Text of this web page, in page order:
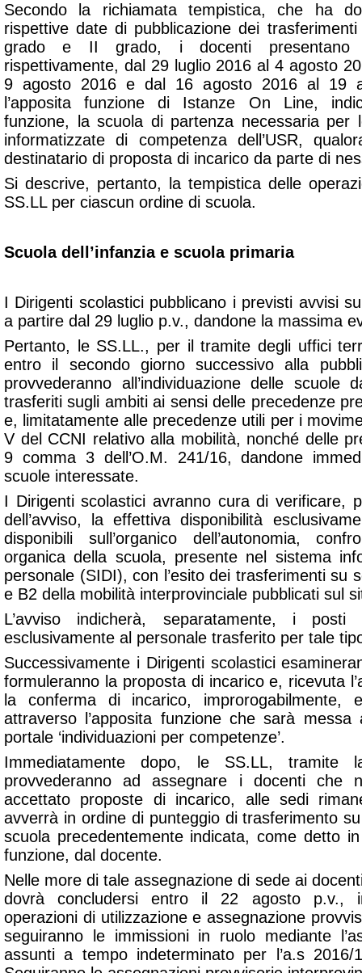
Secondo la richiamata tempistica, che ha
rispettive date di pubblicazione dei
grado e II grado, i docenti presentano
rispettivamente, dal 29 luglio 2016 al 4 agosto
9 agosto 2016 e dal 16 agosto 2016 al 19
l’apposita funzione di Istanze On Line,
funzione, la scuola di partenza necessaria per
informatizzate di competenza dell’USR,
destinatario di proposta di incarico da parte di
Si descrive, pertanto, la tempistica delle
SS.LL per ciascun ordine di scuola.
Scuola dell’infanzia e scuola primaria
I Dirigenti scolastici pubblicano i previsti avvisi
a partire dal 29 luglio p.v., dandone la massima
Pertanto, le SS.LL., per il tramite degli uffici
entro il secondo giorno successivo alla
provvederanno all’individuazione delle scuole
trasferiti sugli ambiti ai sensi delle precedenze
e, limitatamente alle precedenze utili per i
V del CCNI relativo alla mobilità, nonché delle
9 comma 3 dell’O.M. 241/16, dandone
scuole interessate.
I Dirigenti scolastici avranno cura di verificare,
dell’avviso, la effettiva disponibilità
disponibili sull’organico dell’autonomia,
organica della scuola, presente nel sistema
personale (SIDI), con l’esito dei trasferimenti su
e B2 della mobilità interprovinciale pubblicati sul
L’avviso indicherà, separatamente, i
esclusivamente al personale trasferito per tale
Successivamente i Dirigenti scolastici
formuleranno la proposta di incarico e, ricevuta
la conferma di incarico,
attraverso l’apposita funzione che sarà
portale ‘individuazioni per competenze’.
Immediatamente dopo, le SS.LL, tramite
provvederanno ad assegnare i docenti che
accettato proposte di incarico, alle sedi
avverrà in ordine di punteggio di trasferimento
scuola precedentemente indicata, come detto in
funzione, dal docente.
Nelle more di tale assegnazione di sede ai
dovrà concludersi entro il 22 agosto p.v.,
operazioni di utilizzazione e assegnazione
seguiranno le immissioni in ruolo mediante
assunti a tempo indeterminato per l’a.s